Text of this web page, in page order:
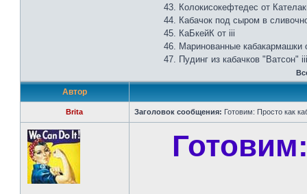
43. Колокисокефтедес от
44. Кабачок под сыром в
45. КаБкейК от iii
46. Маринованные кабакармашки
47. Пудинг из кабачков "Ватсон" iii
Автор
Brita Заголовок сообщения: Готовим: Просто как